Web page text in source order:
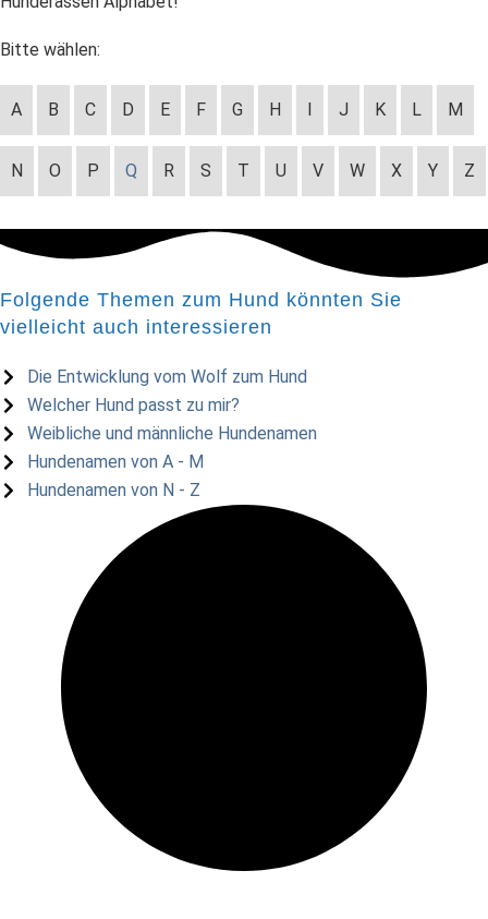
Bitte wählen:
A B C D E F G H J K L M
N O P Q R S T U V W X Y Z
Folgende Themen zum Hund könnten Sie
vielleicht auch interessieren
Die Entwicklung vom Wolf zum Hund
Welcher Hund passt zu mir?
Weibliche und männliche Hundenamen
Hundenamen von A - M
Hundenamen von N - Z